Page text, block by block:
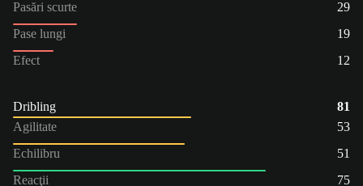
Pasări scurte
29
Pase lungi
19
Efect
12
Dribling
81
Agilitate
53
Echilibru
51
Reacţii
75